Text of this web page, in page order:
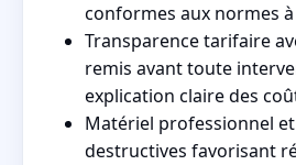
conformes aux normes
Transparence tarifaire
remis avant toute
explication claire des
Matériel professionnel
destructives favorisant